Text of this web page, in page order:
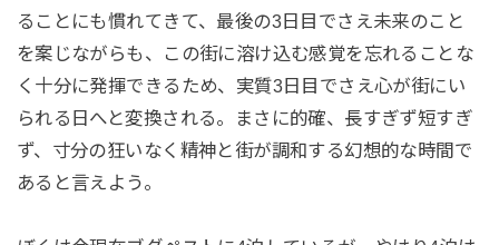
ることにも慣れてきて、最後の3日目でさえ未来のこと
を案じながらも、この街に溶け込む感覚を忘れることな
く十分に発揮できるため、実質3日目でさえ心が街にい
られる日へと変換される。まさに的確、長すぎず短すぎ
ず、寸分の狂いなく精神と街が調和する幻想的な時間で
あると言えよう。